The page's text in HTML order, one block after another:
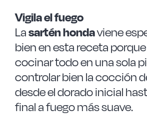
Vigila el fuego
Lasartén hondaviene
bien en esta receta
cocinar todo en una sola
controlar bien la cocción
desde el dorado inicial
final a fuego más suave.